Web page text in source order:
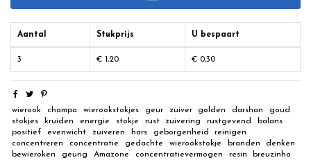
Aantal Stukprijs U bespaart
3 € 1,20 € 0,30
wierook champa wierookstokjes geur zuiver golden darshan
goud
stokjes
kruiden energie stokje rust zuivering rustgevend
balans
positief
evenwicht zuiveren hars geborgenheid
reinigen
concentreren
concentratie gedachte wierookstokje branden
denken
bewieroken
geurig Amazone concentratievermogen resin
breuzinho